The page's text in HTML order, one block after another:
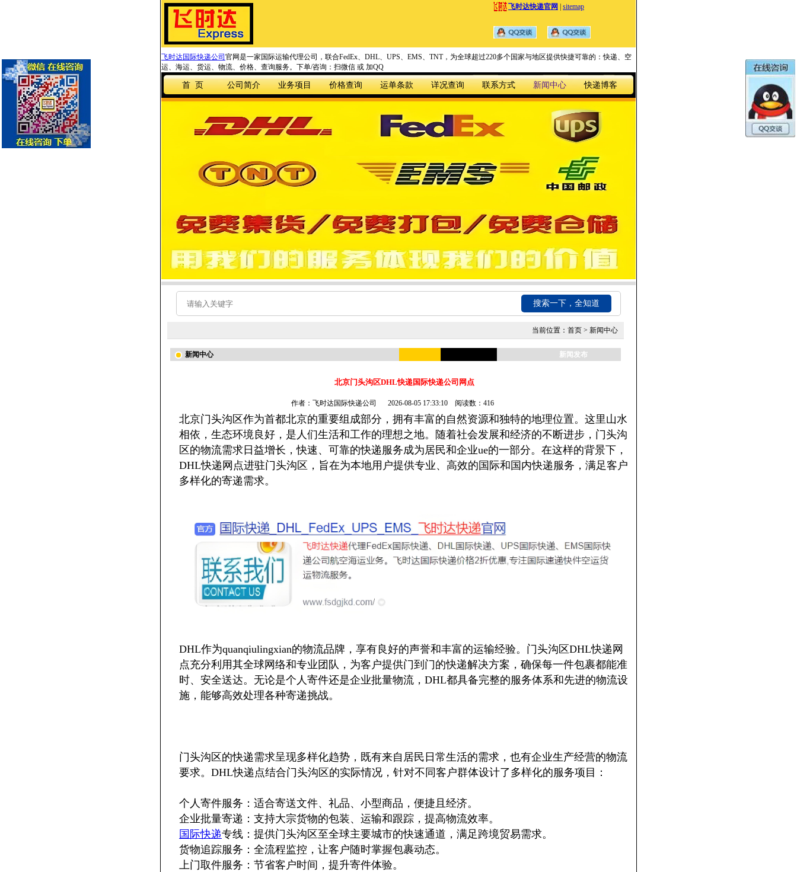
飞时达快递官网 sitemap
飞时达国际快递公司 官网是一家国际运输代理公司，联合FedEx、DHL、UPS、EMS、TNT，为全球超过220多个国家与地区提供快捷可靠的：快递、空
运、海运、货运、物流、价格、查询服务。下单/咨询：扫微信 或 加QQ
首 页 公司简介 业务项目 价格查询 运单条款 详况查询 联系方式 新闻中心 快递博客
搜索一下，全知道
当前位置： 首页 > 新闻中心
新闻中心 新闻发布
北京门头沟区DHL快递国际快递公司网点
作者：飞时达国际快递公司 2026-08-05 17:33:10 阅读数：416
北京门头沟区作为首都北京的重要组成部分，拥有丰富的自然资源和独特的地理位置。这里山水
相依，生态环境良好，是人们生活和工作的理想之地。随着社会发展和经济的不断进步，门头沟
区的物流需求日益增长，快速、可靠的快递服务成为居民和企业ue的一部分。在这样的背景下，
DHL快递网点进驻门头沟区，旨在为本地用户提供专业、高效的国际和国内快递服务，满足客户
多样化的寄递需求。
DHL作为quanqiulingxian的物流品牌，享有良好的声誉和丰富的运输经验。门头沟区DHL快递网
点充分利用其全球网络和专业团队，为客户提供门到门的快递解决方案，确保每一件包裹都能准
时、安全送达。无论是个人寄件还是企业批量物流，DHL都具备完整的服务体系和先进的物流设
施，能够高效处理各种寄递挑战。
门头沟区的快递需求呈现多样化趋势，既有来自居民日常生活的需求，也有企业生产经营的物流
要求。DHL快递点结合门头沟区的实际情况，针对不同客户群体设计了多样化的服务项目：
个人寄件服务：适合寄送文件、礼品、小型商品，便捷且经济。
企业批量寄递：支持大宗货物的包装、运输和跟踪，提高物流效率。
国际快递专线：提供门头沟区至全球主要城市的快速通道，满足跨境贸易需求。
货物追踪服务：全流程监控，让客户随时掌握包裹动态。
上门取件服务：节省客户时间，提升寄件体验。